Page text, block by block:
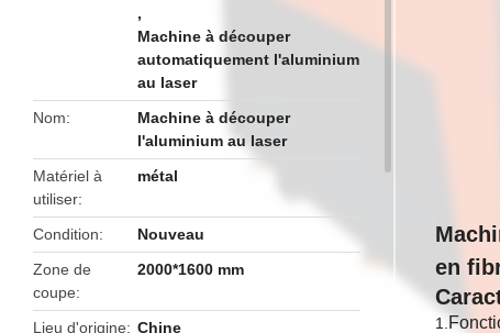
,
Machine à découper
automatiquement l'aluminium
au laser
Nom
Machine à découper
l'aluminium au laser
Matériel à
utiliser
métal
Condition
Nouveau
Zone de
coupe
2000*1600 mm
Lieu d'origine Chine
en
1.